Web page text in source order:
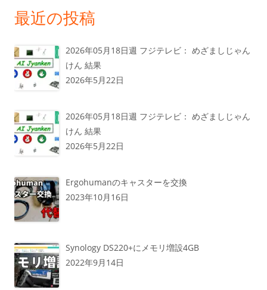
最近の投稿
2026年05月18日週 フジテレビ： めざましじゃん
けん 結果
2026年5月22日
2026年05月18日週 フジテレビ： めざましじゃん
けん 結果
2026年5月22日
Ergohumanのキャスターを交換
2023年10月16日
Synology DS220+にメモリ増設4GB
2022年9月14日